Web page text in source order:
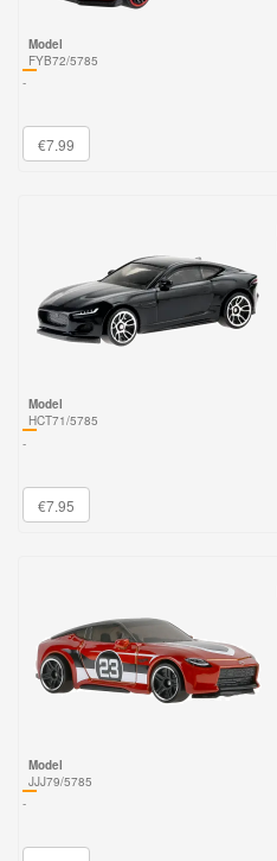
Model
FYB72/5785
-
€7.99
Model
HCT71/5785
-
€7.95
Model
JJJ79/5785
-